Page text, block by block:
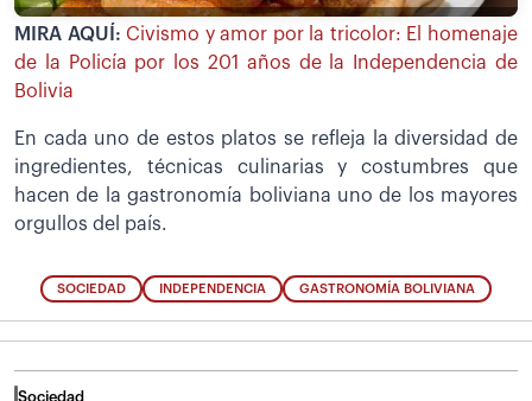
MIRA AQUÍ: Civismo y amor por la tricolor: El homenaje
de la Policía por los 201 años de la Independencia de
Bolivia
En cada uno de estos platos se refleja la diversidad de
ingredientes, técnicas culinarias y costumbres que
hacen de la gastronomía boliviana uno de los mayores
orgullos del país.
SOCIEDAD INDEPENDENCIA GASTRONOMÍA BOLIVIANA
Sociedad